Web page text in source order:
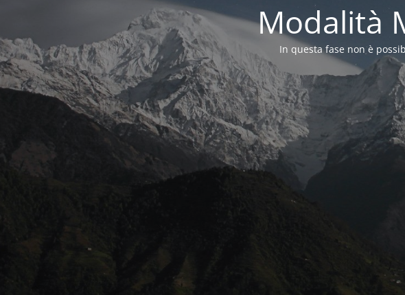
Modalità
In questa fase non è